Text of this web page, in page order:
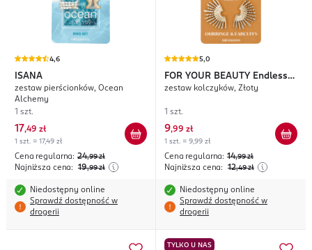
4,6
ISANA
zestaw pierścionków, Ocean
Alchemy
1 szt.
17,49 zł
1 szt. = 17,49 zł
Cena regularna: 24,99 zł
Najniższa cena: 19,99 zł
Niedostępny online
Sprawdź dostępność w
drogerii
5,0
FOR YOUR BEAUTY Endless
Summer Eternal Glow
zestaw kolczyków, Złoty
1 szt.
9,99 zł
1 szt. = 9,99 zł
Cena regularna: 14,99 zł
Najniższa cena: 12,49 zł
Niedostępny online
Sprawdź dostępność w
drogerii
TYLKO U NAS